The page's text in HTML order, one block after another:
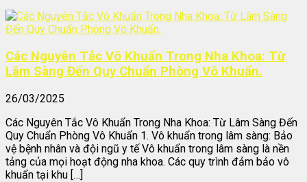
Các Nguyên Tắc Vô Khuẩn Trong Nha Khoa: Từ
Lâm Sàng Đến Quy Chuẩn Phòng Vô Khuẩn.
26/03/2025
Các Nguyên Tắc Vô Khuẩn Trong Nha Khoa: Từ Lâm Sàng Đến
Quy Chuẩn Phòng Vô Khuẩn 1. Vô khuẩn trong lâm sàng: Bảo
vệ bệnh nhân và đội ngũ y tế Vô khuẩn trong lâm sàng là nền
tảng của mọi hoạt động nha khoa. Các quy trình đảm bảo vô
khuẩn tại khu […]